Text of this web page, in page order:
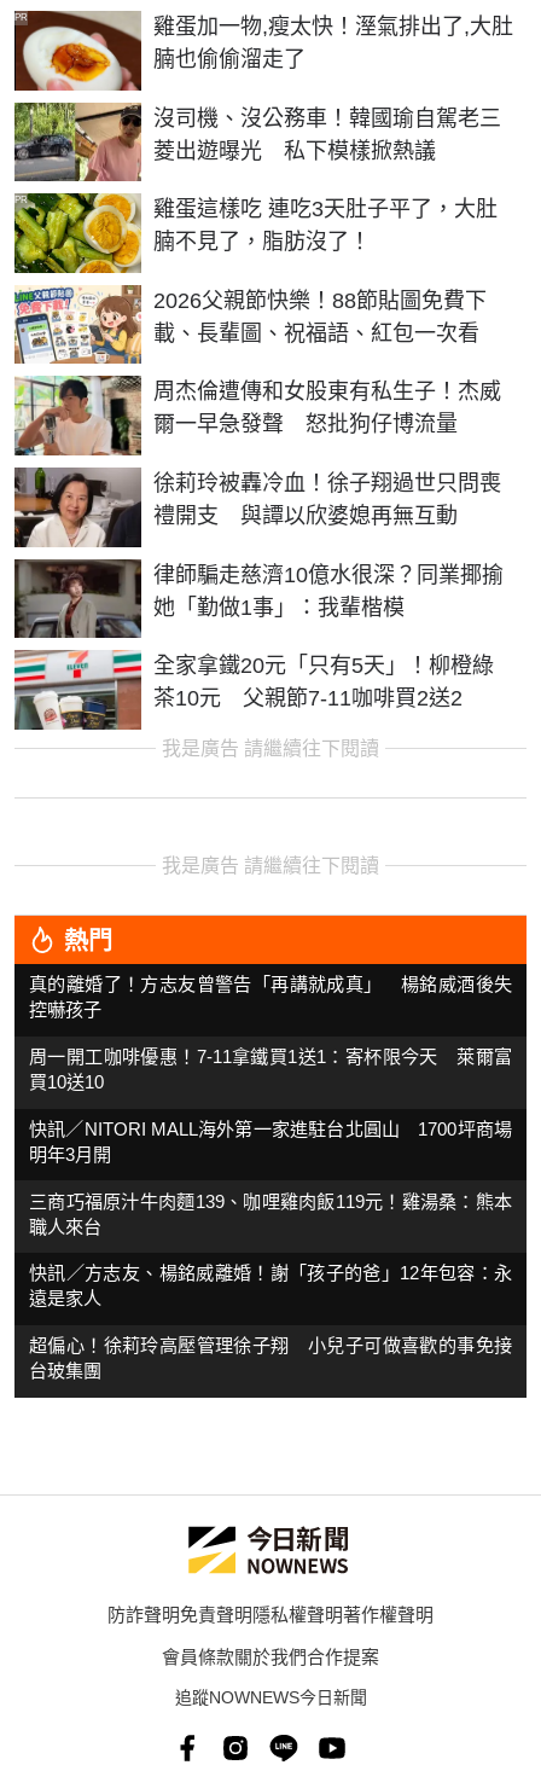
雞蛋加一物,瘦太快！溼氣排出了,大肚
腩也偷偷溜走了
PR
沒司機、沒公務車！韓國瑜自駕老三
菱出遊曝光 私下模樣掀熱議
雞蛋這樣吃 連吃3天肚子平了，大肚
腩不見了，脂肪沒了！
PR
2026父親節快樂！88節貼圖免費下
載、長輩圖、祝福語、紅包一次看
周杰倫遭傳和女股東有私生子！杰威
爾一早急發聲 怒批狗仔博流量
徐莉玲被轟冷血！徐子翔過世只問喪
禮開支 與譚以欣婆媳再無互動
律師騙走慈濟10億水很深？同業揶揄
她「勤做1事」：我輩楷模
全家拿鐵20元「只有5天」！柳橙綠
茶10元 父親節7-11咖啡買2送2
我是廣告 請繼續往下閱讀
我是廣告 請繼續往下閱讀
熱門
真的離婚了！方志友曾警告「再講就成真」 楊銘威酒後失
控嚇孩子
周一開工咖啡優惠！7-11拿鐵買1送1：寄杯限今天 萊爾富
買10送10
快訊／NITORI MALL海外第一家進駐台北圓山 1700坪商場
明年3月開
三商巧福原汁牛肉麵139、咖哩雞肉飯119元！雞湯桑：熊本
職人來台
快訊／方志友、楊銘威離婚！謝「孩子的爸」12年包容：永
遠是家人
超偏心！徐莉玲高壓管理徐子翔 小兒子可做喜歡的事免接
台玻集團
防詐聲明免責聲明隱私權聲明著作權聲明
會員條款關於我們合作提案
追蹤NOWNEWS今日新聞